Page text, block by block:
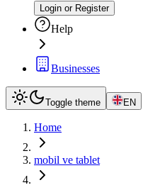
Login or Register
Help
Businesses
Toggle theme EN
Home
mobil ve tablet